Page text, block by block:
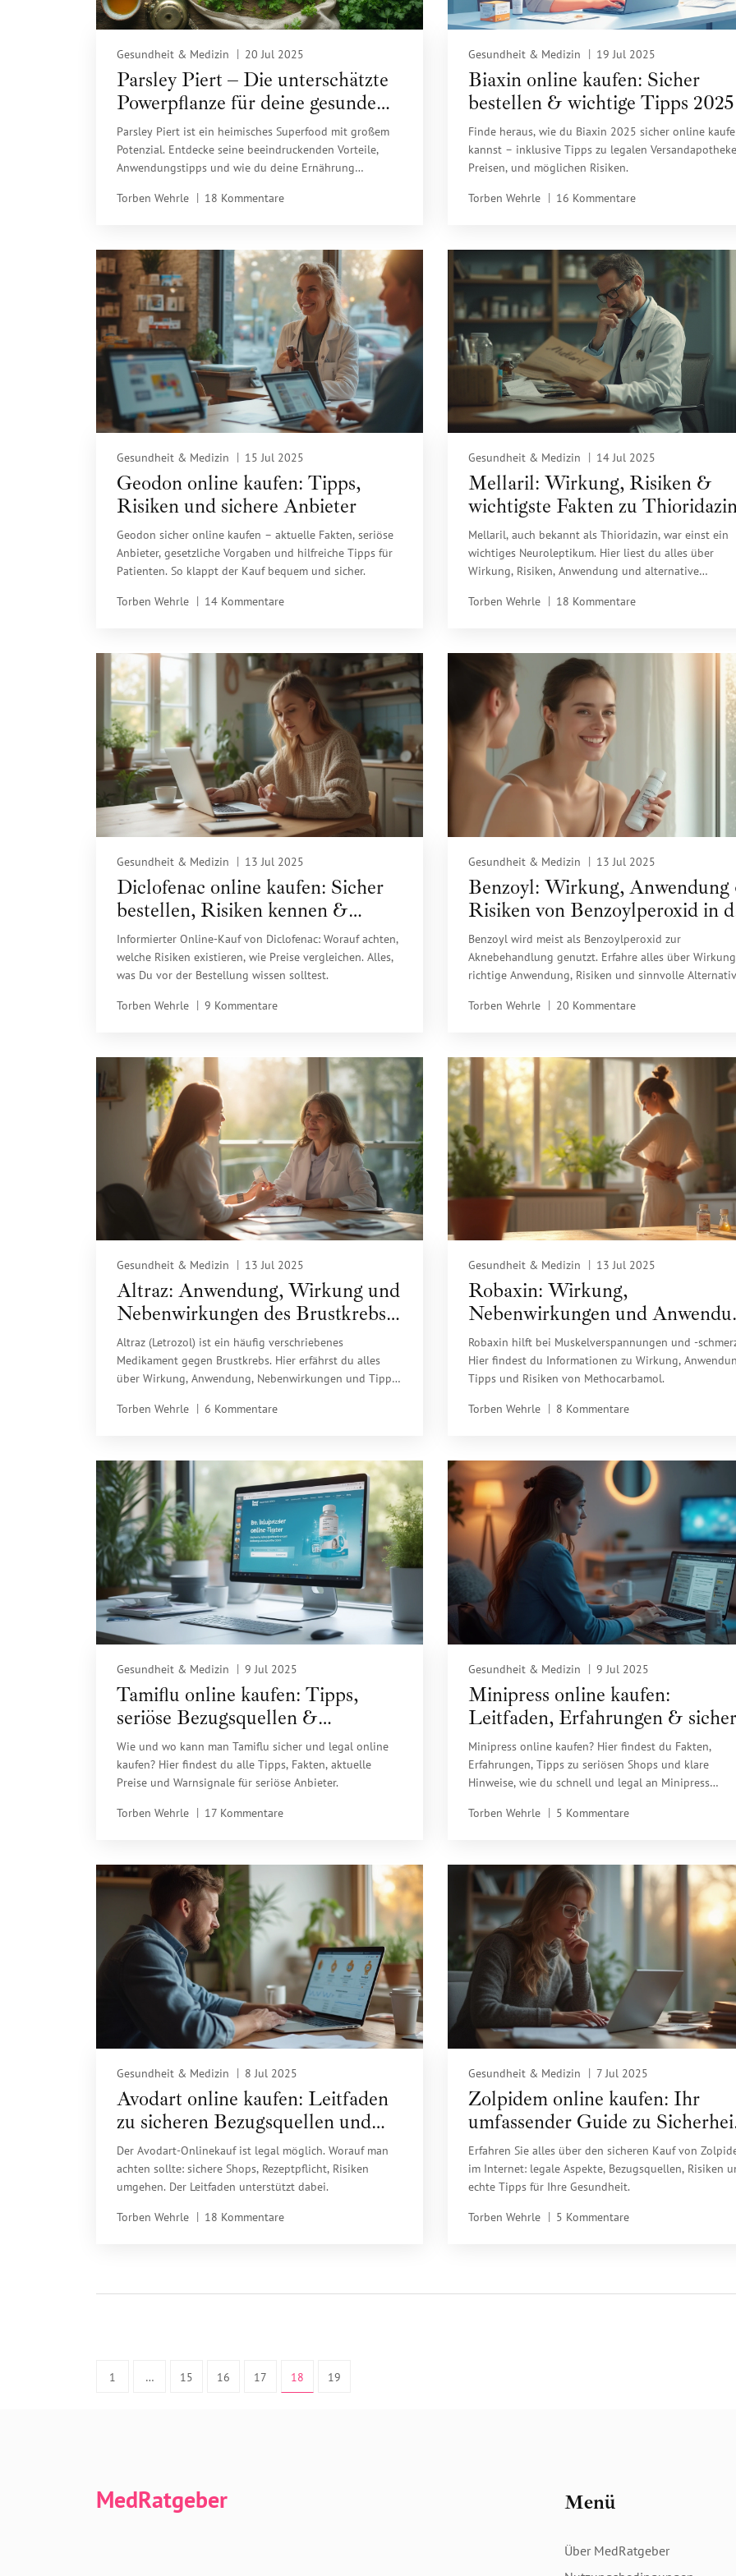
Gesundheit & Medizin 20 Jul 2025
Parsley Piert – Die unterschätzte
Powerpflanze für deine gesunde
Ernährung
Parsley Piert ist ein heimisches Superfood mit großem
Potenzial. Entdecke seine beeindruckenden Vorteile,
Anwendungstipps und wie du deine Ernährung
Torben Wehrle
18 Kommentare
Gesundheit & Medizin 19 Jul 2025
Biaxin online kaufen: Sicher
bestellen & wichtige Tipps 2025
Finde heraus, wie du Biaxin 2025 sicher online
kannst – inklusive Tipps zu legalen
Preisen, und möglichen Risiken.
Torben Wehrle 16 Kommentare
Gesundheit & Medizin 15 Jul 2025
Geodon online kaufen: Tipps,
Risiken und sichere Anbieter
Geodon sicher online kaufen – aktuelle Fakten, seriöse
Anbieter, gesetzliche Vorgaben und hilfreiche Tipps für
Patienten. So klappt der Kauf bequem und sicher.
Torben Wehrle 14 Kommentare
Gesundheit & Medizin 14 Jul 2025
Mellaril: Wirkung, Risiken &
wichtigste Fakten zu
Mellaril, auch bekannt als Thioridazin, war einst ein
wichtiges Neuroleptikum. Hier liest du alles über
Wirkung, Risiken, Anwendung und alternative
Torben Wehrle
18 Kommentare
Gesundheit & Medizin 13 Jul 2025
Diclofenac online kaufen: Sicher
bestellen, Risiken kennen &
Preise vergleichen
Informierter Online-Kauf von Diclofenac: Worauf achten,
welche Risiken existieren, wie Preise vergleichen. Alles,
was Du vor der Bestellung wissen solltest.
Torben Wehrle 9 Kommentare
Gesundheit & Medizin 13 Jul 2025
Benzoyl: Wirkung, Anwendung
Risiken von Benzoylperoxid in
Hautpflege
Benzoyl wird meist als Benzoylperoxid zur
Aknebehandlung genutzt. Erfahre alles über
richtige Anwendung, Risiken und sinnvolle
Torben Wehrle 20 Kommentare
Gesundheit & Medizin 13 Jul 2025
Altraz: Anwendung, Wirkung und
Nebenwirkungen des Brustkrebs-
Medikaments
Altraz (Letrozol) ist ein häufig verschriebenes
Medikament gegen Brustkrebs. Hier erfährst du alles
über Wirkung, Anwendung, Nebenwirkungen und Tipps
Torben Wehrle
6 Kommentare
Gesundheit & Medizin 13 Jul 2025
Robaxin: Wirkung,
Nebenwirkungen und
bei Muskelverspannungen
Robaxin hilft bei Muskelverspannungen und -
Hier findest du Informationen zu Wirkung,
Tipps und Risiken von Methocarbamol.
Torben Wehrle 8 Kommentare
Gesundheit & Medizin 9 Jul 2025
Tamiflu online kaufen: Tipps,
seriöse Bezugsquellen &
rechtliche Infos
Wie und wo kann man Tamiflu sicher und legal online
kaufen? Hier findest du alle Tipps, Fakten, aktuelle
Preise und Warnsignale für seriöse Anbieter.
Torben Wehrle 17 Kommentare
Gesundheit & Medizin 9 Jul 2025
Minipress online kaufen:
Leitfaden, Erfahrungen &
Anbieter
Minipress online kaufen? Hier findest du Fakten,
Erfahrungen, Tipps zu seriösen Shops und klare
Hinweise, wie du schnell und legal an Minipress
Torben Wehrle
5 Kommentare
Gesundheit & Medizin 8 Jul 2025
Avodart online kaufen: Leitfaden
zu sicheren Bezugsquellen und
Tipps
Der Avodart-Onlinekauf ist legal möglich. Worauf man
achten sollte: sichere Shops, Rezeptpflicht, Risiken
umgehen. Der Leitfaden unterstützt dabei.
Torben Wehrle 18 Kommentare
Gesundheit & Medizin 7 Jul 2025
Zolpidem online kaufen: Ihr
umfassender Guide zu
und Bezugsquellen
Erfahren Sie alles über den sicheren Kauf von
im Internet: legale Aspekte, Bezugsquellen, Risiken
echte Tipps für Ihre Gesundheit.
Torben Wehrle 5 Kommentare
1 … 15 16 17 18 19
MedRatgeber Menü
Über MedRatgeber